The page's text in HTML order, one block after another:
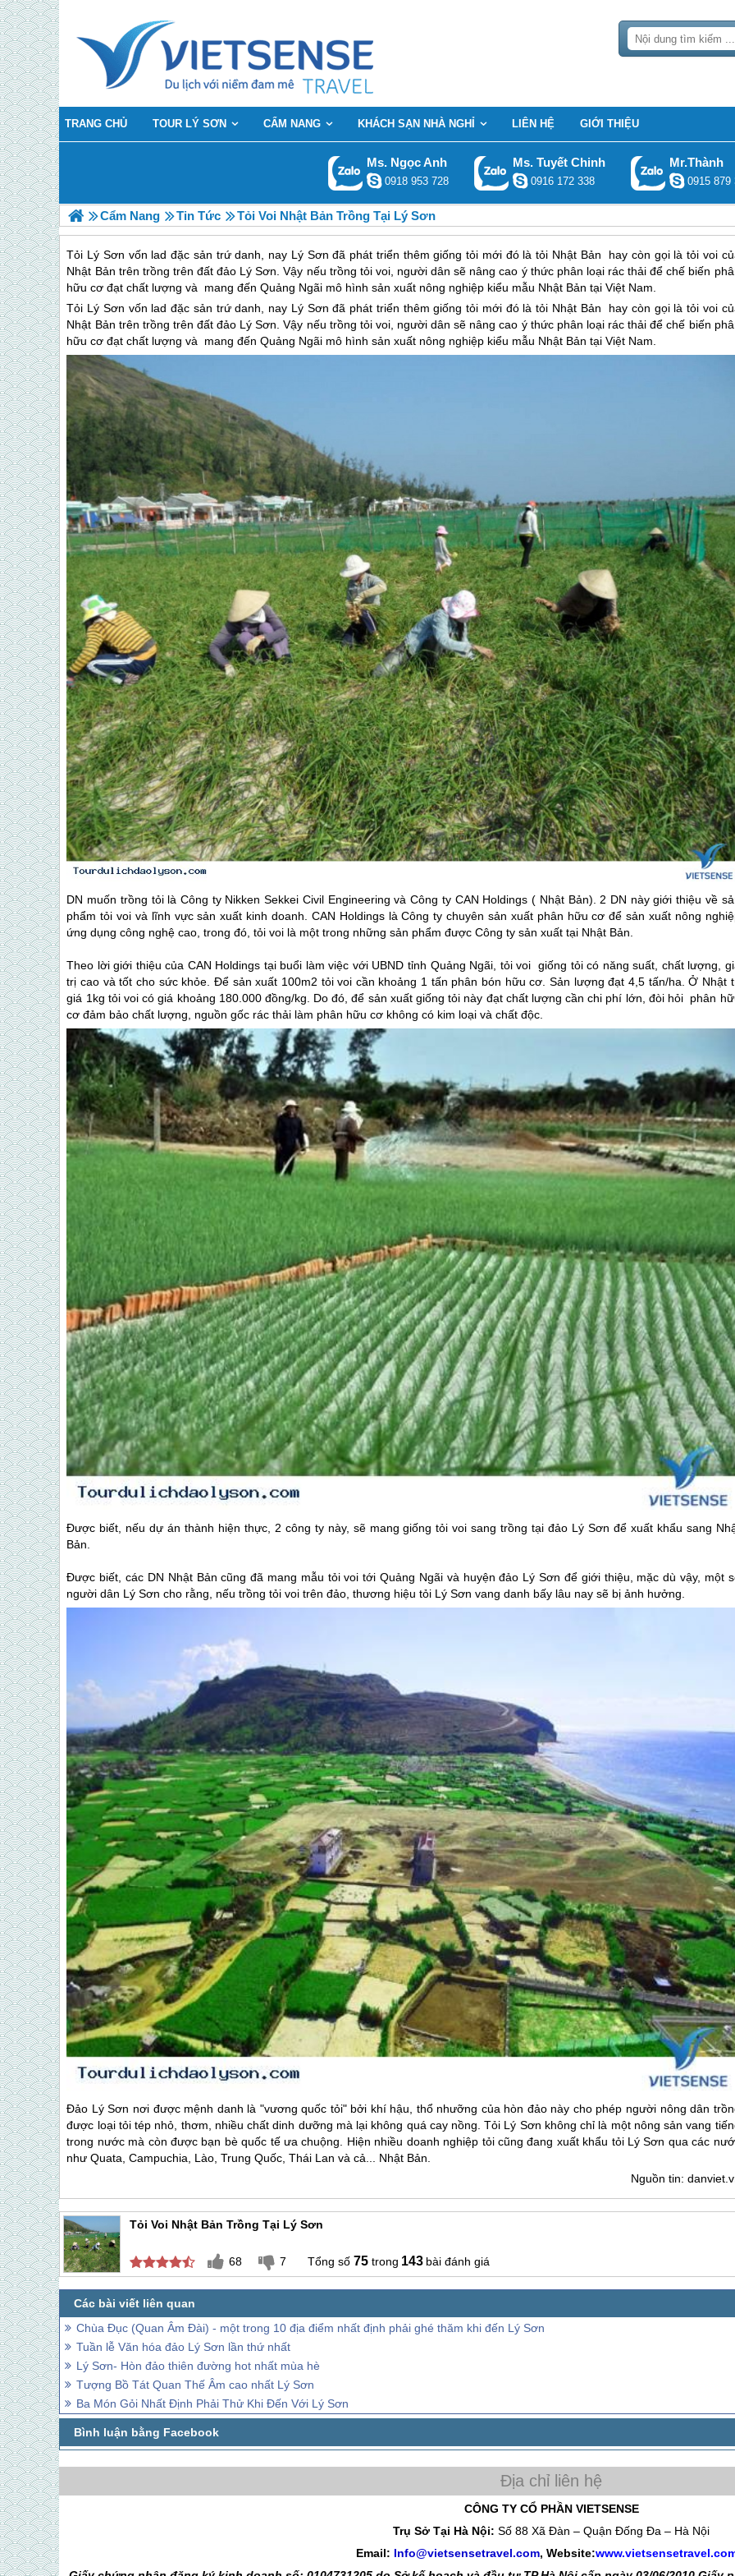
TRANG CHỦ TOUR LÝ SƠN CẨM NANG KHÁCH SẠN NHÀ NGHỈ LIÊN HỆ GIỚI THIỆU
Ms. Ngọc Anh
0918 953 728
Ms. Tuyết Chinh
0916 172 338
Mr.Thành
0915 879
Cẩm Nang Tin Tức Tỏi Voi Nhật Bản Trồng Tại Lý Sơn
Tỏi Lý Sơn vốn lad đặc sản trứ danh, nay Lý Sơn đã phát triển thêm giống tỏi mới đó là tỏi Nhật Bản hay còn gọi là tỏi voi
Nhật Bản trên trồng trên đất đảo Lý Sơn. Vậy nếu trồng tỏi voi, người dân sẽ nâng cao ý thức phân loại rác thải để chế biến
hữu cơ đạt chất lượng và mang đến Quảng Ngãi mô hình sản xuất nông nghiệp kiểu mẫu Nhật Bản tại Việt Nam.
Tỏi Lý Sơn vốn lad đặc sản trứ danh, nay Lý Sơn đã phát triển thêm giống tỏi mới đó là tỏi Nhật Bản hay còn gọi là tỏi voi
Nhật Bản trên trồng trên đấtđảo Lý Sơn. Vậy nếu trồng tỏi voi, người dân sẽ nâng cao ý thức phân loại rác thải để chế biến
hữu cơ đạt chất lượng và mang đến Quảng Ngãi mô hình sản xuất nông nghiệp kiểu mẫu Nhật Bản tại Việt Nam.
DN muốn trồng tỏi là Công ty Nikken Sekkei Civil Engineering và Công ty CAN Holdings ( Nhật Bản). 2 DN này giới thiệu về
phẩm tỏi voi và lĩnh vực sản xuất kinh doanh. CAN Holdings là Công ty chuyên sản xuất phân hữu cơ để sản xuất nông
ứng dụng công nghệ cao, trong đó, tỏi voi là một trong những sản phẩm được Công ty sản xuất tại Nhật Bản.
Theo lời giới thiệu của CAN Holdings tại buổi làm việc với UBND tỉnh Quảng Ngãi, tỏi voi giống tỏi có năng suất, chất lượng,
trị cao và tốt cho sức khỏe. Để sản xuất 100m2 tỏi voi cần khoảng 1 tấn phân bón hữu cơ. Sản lượng đạt 4,5 tấn/ha. Ở Nhật
giá 1kg tỏi voi có giá khoảng 180.000 đồng/kg. Do đó, để sản xuất giống tỏi này đạt chất lượng cần chi phí lớn, đòi hỏi phân
cơ đảm bảo chất lượng, nguồn gốc rác thải làm phân hữu cơ không có kim loại và chất độc.
Được biết, nếu dự án thành hiện thực, 2 công ty này, sẽ mang giống tỏi voi sang trồng tạiđảo Lý Sơn để xuất khẩu sang
Bản.
Được biết, các DN Nhật Bản cũng đã mang mẫu tỏi voi tới Quảng Ngãi và huyệnđảo Lý Sơn để giới thiệu, mặc dù vậy, một
người dân Lý Sơn cho rằng, nếu trồng tỏi voi trên đảo, thương hiệu tỏi Lý Sơn vang danh bấy lâu nay sẽ bị ảnh hưởng.
Đảo Lý Sơn nơi được mệnh danh là "vương quốc tỏi" bởi khí hậu, thổ nhưỡng của hòn đảo này cho phép người nông dân
được loại tỏi tép nhỏ, thơm, nhiều chất dinh dưỡng mà lại không quá cay nồng. Tỏi Lý Sơn không chỉ là một nông sản vang
trong nước mà còn được bạn bè quốc tế ưa chuộng. Hiện nhiều doanh nghiệp tỏi cũng đang xuất khẩu tỏi Lý Sơn qua các
như Quata, Campuchia, Lào, Trung Quốc, Thái Lan và cả... Nhật Bản.
Nguồn tin:
Tỏi Voi Nhật Bản Trồng Tại Lý Sơn
68 7 75 143 bài đánh giá
Chùa Đục (Quan Âm Đài) - một trong 10 địa điểm nhất định phải ghé thăm khi đến Lý Sơn
Tuần lễ Văn hóa đảo Lý Sơn lần thứ nhất
Lý Sơn- Hòn đảo thiên đường hot nhất mùa hè
Tượng Bồ Tát Quan Thế Âm cao nhất Lý Sơn
Ba Món Gỏi Nhất Định Phải Thử Khi Đến Với Lý Sơn
CÔNG TY CỔ PHẦN VIETSENSE
Trụ Sở Tại Hà Nội: Số 88 Xã Đàn – Quận Đống Đa – Hà Nội
Email: Info@vietsensetravel.com, Website: